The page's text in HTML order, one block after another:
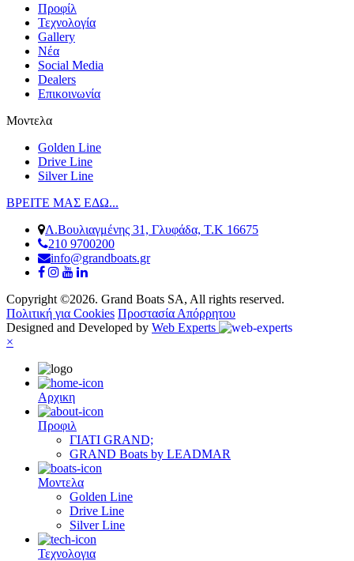
Προφίλ
Τεχνολογία
Gallery
Νέα
Social Media
Dealers
Επικοινωνία
Μοντελα
Golden Line
Drive Line
Silver Line
ΒΡΕΙΤΕ ΜΑΣ ΕΔΩ...
Λ.Βουλιαγμένης 31, Γλυφάδα, Τ.Κ 16675
210 9700200
info@grandboats.gr
Copyright ©2026. Grand Boats SA, All rights reserved.
Πολιτική για Cookies Προστασία Απόρρητου
Designed and Developed by Web Experts
×
Αρχικη
Προφιλ
ΓΙΑΤΙ GRAND;
GRAND Boats by LEADMAR
Μοντελα
Golden Line
Drive Line
Silver Line
Τεχνολογια